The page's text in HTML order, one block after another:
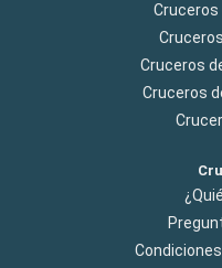
Cruceros
Cruceros
Cruceros